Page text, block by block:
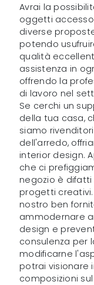
Avrai la
oggetti
diverse
potendo
qualità
assistenza in
offrendo la
di lavoro nel
Se cerchi un
della tua casa,
siamo
dell'arredo,
interior design.
che ci
negozio è
progetti
nostro ben
ammodernare
design e
consulenza per
modificarne
potrai visionare
composizioni